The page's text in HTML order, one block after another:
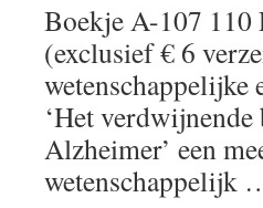
Boekje A-107 110
(exclusief € 6
wetenschappelijke
‘Het
Alzheimer’ een
wetenschappelijk